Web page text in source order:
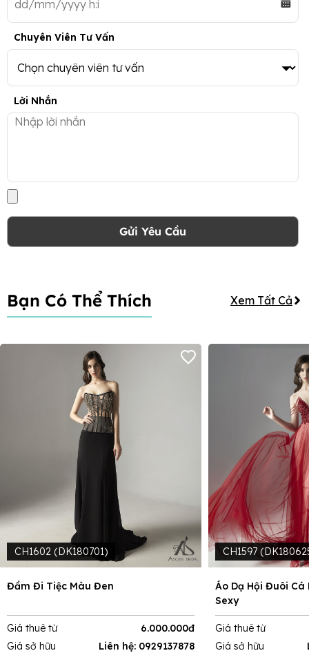
Chuyên Viên Tư Vấn
Lời Nhắn
Gửi Yêu Cầu
Bạn Có Thể Thích Xem Tất Cả
CH1602 (DK180701)
Đầm Đi Tiệc Màu Đen
Giá thuê từ
6.000.000đ
Giá sở hữu
Liên hệ: 0929137878
CH1597
Áo Dạ Hội Đuôi
Sexy
Giá thuê từ
Giá sở hữu